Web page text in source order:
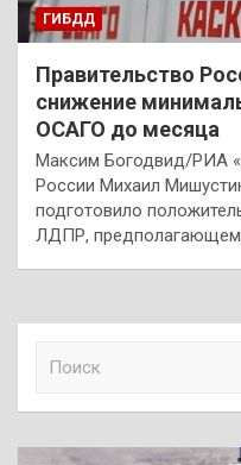
ГИБДД
Правительство
снижение
ОСАГО до месяца
Максим Богодвид/РИА
России Михаил
подготовило
ЛДПР,
к